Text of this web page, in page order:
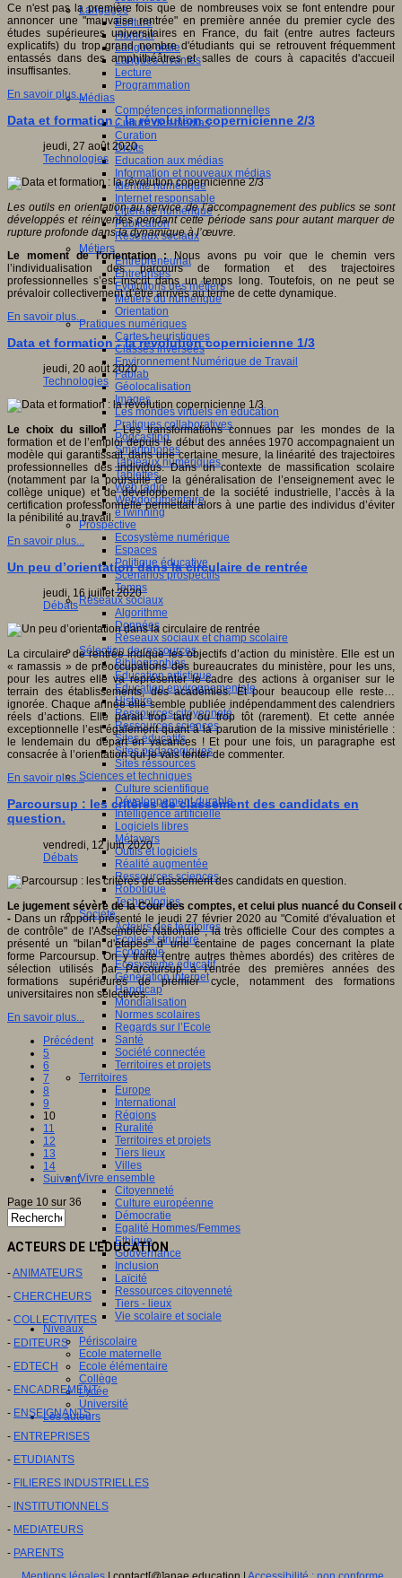
Langages
Ecriture
Humour
Langue orale
Langues vivantes
Lecture
Programmation
Médias
Compétences informationnelles
Culture des médias
Curation
Droits
Education aux médias
Information et nouveaux médias
Identité numérique
Internet responsable
Littératie numérique
Publication
Réseaux sociaux
Métiers
Entrepreneuriat
Entreprises
Evolutions des métiers
Métiers du numérique
Orientation
Pratiques numériques
Cartes heuristiques
Classes inversées
Environnement Numérique de Travail
Fablab
Géolocalisation
Images
Les mondes virtuels en éducation
Pratiques collaboratives
Podcasting
Smartphones
Tableaux numériques
Tablettes
Web radio
Webdocumentaire
eTwinning
Prospective
Ecosystème numérique
Espaces
Politique éducative
Scénarios prospectifs
Temps
Réseaux sociaux
Algorithme
Données
Réseaux sociaux et champ scolaire
Sélection de ressources
Bibliographies
Education artistique
Education environnementale
Histoire
Ressources citoyenneté
Ressources sciences
Sites éducatifs
Sites pédagogiques
Sites ressources
Sciences et techniques
Culture scientifique
Développement durable
Intelligence artificielle
Logiciels libres
Métavers
Outils et logiciels
Réalité augmentée
Ressources sciences
Robotique
Technologies
Société
Acteurs des territoires
Ecole et structure
Economie
Ecosystème éducatif
Génération internet
Handicap
Mondialisation
Normes scolaires
Regards sur l’Ecole
Santé
Société connectée
Territoires et projets
Territoires
Europe
International
Régions
Ruralité
Territoires et projets
Tiers lieux
Villes
Vivre ensemble
Citoyenneté
Culture européenne
Démocratie
Egalité Hommes/Femmes
Ethique
Gouvernance
Inclusion
Laïcité
Ressources citoyenneté
Tiers - lieux
Vie scolaire et sociale
Niveaux
Périscolaire
Ecole maternelle
Ecole élémentaire
Collège
Lycée
Université
Les auteurs
Ce n'est pas la première fois que de nombreuses voix se font entendre pour
annoncer une "mauvaise rentrée" en première année du premier cycle des
études supérieures universitaires en France, du fait (entre autres facteurs
explicatifs) du trop grand nombre d'étudiants qui se retrouvent fréquemment
entassés dans des amphithéâtres et salles de cours à capacités d'accueil
insuffisantes.
En savoir plus...
Data et formation : la révolution copernicienne 2/3
jeudi, 27 août 2020
Technologies
Les outils en orientation au service de l’accompagnement des publics se sont
développés et réinventés pendant cette période sans pour autant marquer de
rupture profonde dans la dynamique à l’œuvre.
Le moment de l’orientation :Nous avons pu voir que le chemin vers
l’individualisation des parcours de formation et des trajectoires
professionnelles s’est inscrit dans un temps long. Toutefois, on ne peut se
prévaloir collectivement d’être arrivés au terme de cette dynamique.
En savoir plus...
Data et formation : la révolution copernicienne 1/3
jeudi, 20 août 2020
Technologies
Le choix du sillon -Les transformations connues par les mondes de la
formation et de l’emploi depuis le début des années 1970 accompagnaient un
modèle qui garantissait, dans une certaine mesure, la linéarité des trajectoires
professionnelles des individus. Dans un contexte de massification scolaire
(notamment par la poursuite de la généralisation de l’enseignement avec le
collège unique) et de développement de la société industrielle, l’accès à la
certification professionnelle permettait alors à une partie des individus d’éviter
la pénibilité au travail.
En savoir plus...
Un peu d’orientation dans la circulaire de rentrée
jeudi, 16 juillet 2020
Débats
La circulaire de rentrée indique les objectifs d’action du ministère. Elle est un
« ramassis » de préoccupations des bureaucrates du ministère, pour les uns,
pour les autres elle va représenter le cadre des actions à organiser sur le
terrain des établissements, des académies. Et pour beaucoup elle reste…
ignorée. Chaque année elle semble publiée indépendamment des calendriers
réels d’actions. Elle parait trop tard ou trop tôt (rarement). Et cette année
exceptionnelle l’est également quant à la parution de la missive ministérielle :
le lendemain du départ en vacances ! Et pour une fois, un paragraphe est
consacrée à l’orientation qui je vais tenter de commenter.
En savoir plus...
Parcoursup : les critères de classement des candidats en
question.
vendredi, 12 juin 2020
Débats
Le jugement sévère de la Cour des comptes, et celui plus nuancé du Conseil
- Dans un rapport présenté le jeudi 27 février 2020 au "Comité d'évaluation et
de contrôle" de l'Assemblée Nationale , la très officielle Cour des comptes a
présenté un "bilan d'étapes" d' une centaine de pages concernant la plate
forme Parcoursup. On y traite (entre autres thèmes abordés) des critères de
sélection utilisés par Parcoursup à l'entrée des premières années des
formations supérieures de premier cycle, notamment des formations
universitaires non sélectives.
En savoir plus...
Précédent
5
6
7
8
9
10
11
12
13
14
Suivant
Page 10 sur 36
ACTEURS DE L'EDUCATION
-ANIMATEURS
- CHERCHEURS
- COLLECTIVITES
- EDITEURS
- EDTECH
- ENCADREMENT
- ENSEIGNANTS
- ENTREPRISES
- ETUDIANTS
- FILIERES INDUSTRIELLES
- INSTITUTIONNELS
- MEDIATEURS
- PARENTS